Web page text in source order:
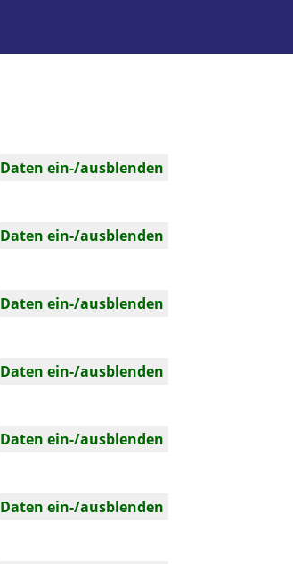
Daten ein-/ausblenden
Daten ein-/ausblenden
Daten ein-/ausblenden
Daten ein-/ausblenden
Daten ein-/ausblenden
Daten ein-/ausblenden